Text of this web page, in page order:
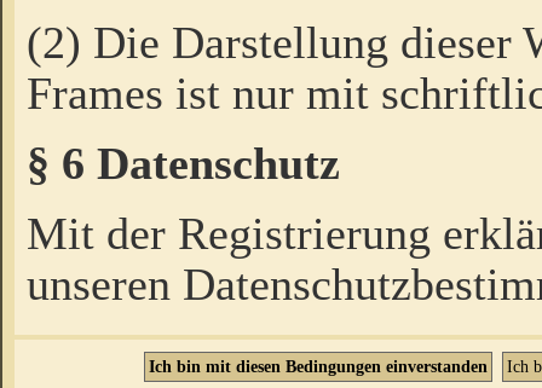
(2) Die Darstellung dieser
Frames ist nur mit
§ 6 Datenschutz
Mit der Registrierung
unseren